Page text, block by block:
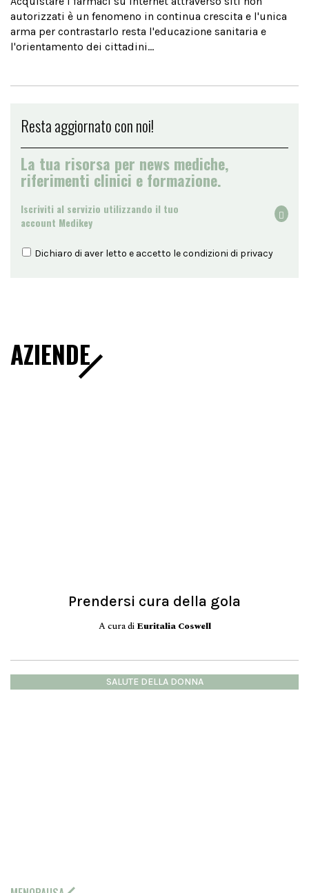
autorizzati è un fenomeno in continua crescita e l'unica
arma per contrastarlo resta l'educazione sanitaria e
l'orientamento dei cittadini...
Resta aggiornato con noi!
La tua risorsa per news mediche,
riferimenti clinici e formazione.
Iscriviti al servizio utilizzando il tuo
account Medikey
Dichiaro di aver letto e accetto le condizioni di privacy
AZIENDE
Prendersi cura della gola
A cura di Euritalia Coswell
SALUTE DELLA DONNA